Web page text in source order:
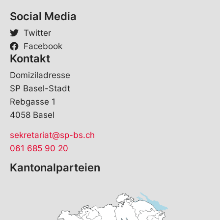
Social Media
Twitter
Facebook
Kontakt
Domiziladresse
SP Basel-Stadt
Rebgasse 1
4058 Basel
sekretariat@sp-bs.ch
061 685 90 20
Kantonalparteien